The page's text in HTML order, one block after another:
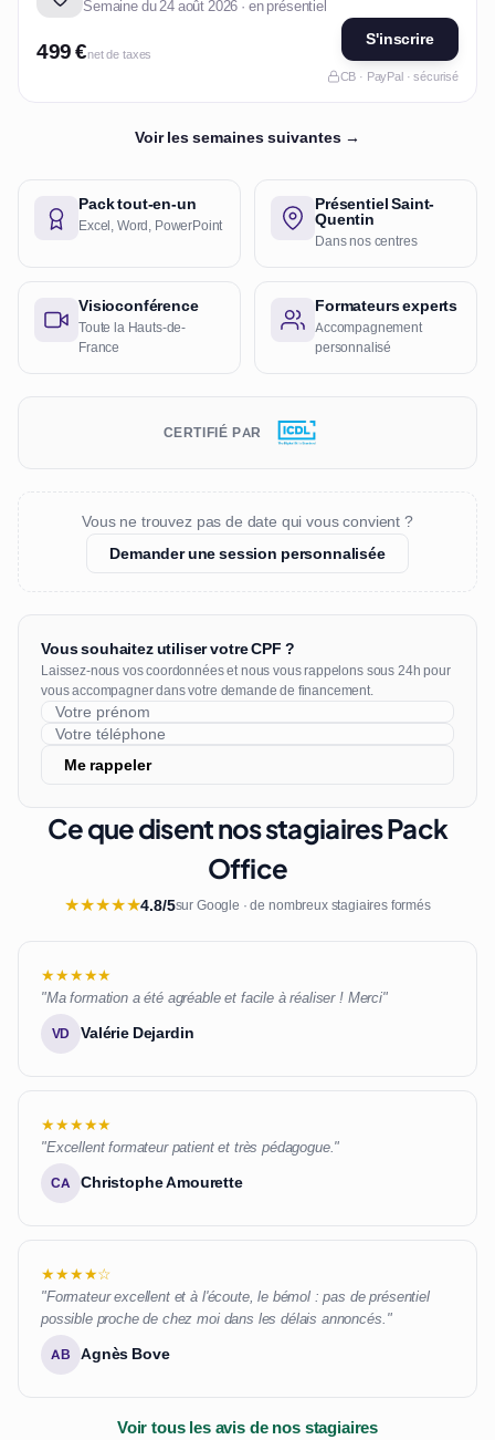
Semaine du 24 août 2026 · en présentiel
499 €net de taxes
S'inscrire
CB · PayPal · sécurisé
Voir les semaines suivantes →
Pack tout-en-un
Excel, Word, PowerPoint
Présentiel Saint-
Quentin
Dans nos centres
Visioconférence
Toute la Hauts-de-
France
Formateurs experts
Accompagnement
personnalisé
CERTIFIÉ PAR
Vous ne trouvez pas de date qui vous convient ?
Demander une session personnalisée
Vous souhaitez utiliser votre CPF ?
Laissez-nous vos coordonnées et nous vous rappelons sous 24h pour
vous accompagner dans votre demande de financement.
Me rappeler
Ce que disent nos stagiaires Pack
Office
★★★★★4.8/5sur Google · de nombreux stagiaires formés
★★★★★
"Ma formation a été agréable et facile à réaliser ! Merci"
VD Valérie Dejardin
★★★★★
"Excellent formateur patient et très pédagogue."
CA Christophe Amourette
★★★★☆
"Formateur excellent et à l'écoute, le bémol : pas de présentiel
possible proche de chez moi dans les délais annoncés."
AB Agnès Bove
Voir tous les avis de nos stagiaires